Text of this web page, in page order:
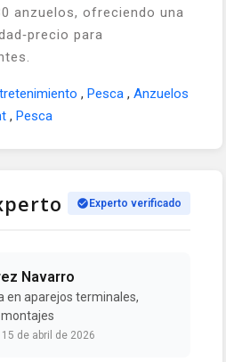
anzuelos, ofreciendo una
para
, Pesca , Anzuelos
, Pesca
Experto verificado
Navarro
en aparejos terminales,
15 de abril de 2026